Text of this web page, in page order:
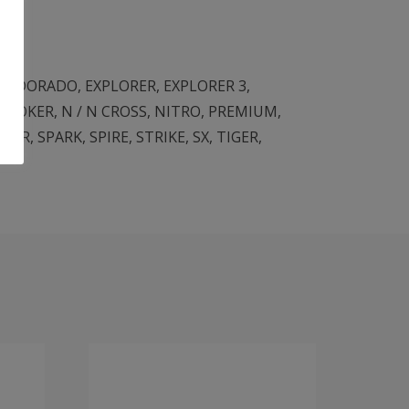
DORADO, EXPLORER, EXPLORER 3,
JOKER, N / N CROSS, NITRO, PREMIUM,
, SPARK, SPIRE, STRIKE, SX, TIGER,